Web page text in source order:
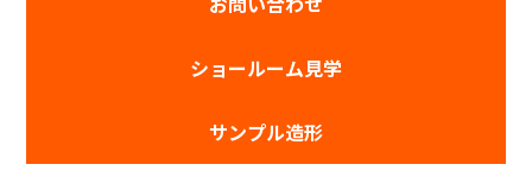
ショールーム見学
サンプル造形